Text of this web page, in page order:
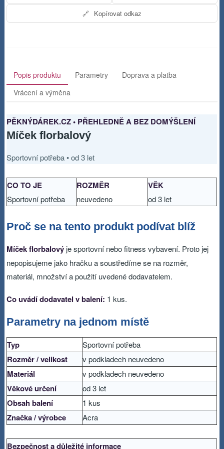
🔗 Kopírovat odkaz
Popis produktu Parametry
Doprava a platba
Vrácení a výměna
PĚKNÝDÁREK.CZ • PŘEHLEDNĚ A BEZ DOMÝŠLENÍ
Míček florbalový
Sportovní potřeba • od 3 let
CO TO JE
Sportovní potřeba
ROZMĚR
neuvedeno
VĚK
od 3 let
Proč se na tento produkt podívat blíž
Míček florbalový je sportovní nebo fitness vybavení. Proto jej
nepopisujeme jako hračku a soustředíme se na rozměr,
materiál, množství a použití uvedené dodavatelem.
Co uvádí dodavatel v balení: 1 kus.
Parametry na jednom místě
Typ Sportovní potřeba
Rozměr / velikost v podkladech neuvedeno
Materiál v podkladech neuvedeno
Věkové určení od 3 let
Obsah balení 1 kus
Značka / výrobce Acra
Bezpečnost a důležité informace